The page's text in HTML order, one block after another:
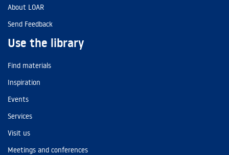
About LOAR
Send Feedback
Use the library
Find materials
Inspiration
Events
Services
Visit us
Meetings and conferences